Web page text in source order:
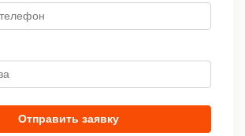
Отправить заявку